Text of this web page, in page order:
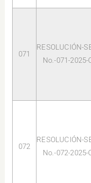
071
RESOLUCIÓN-
No.-071-2025-
072
RESOLUCIÓN-
No.-072-2025-